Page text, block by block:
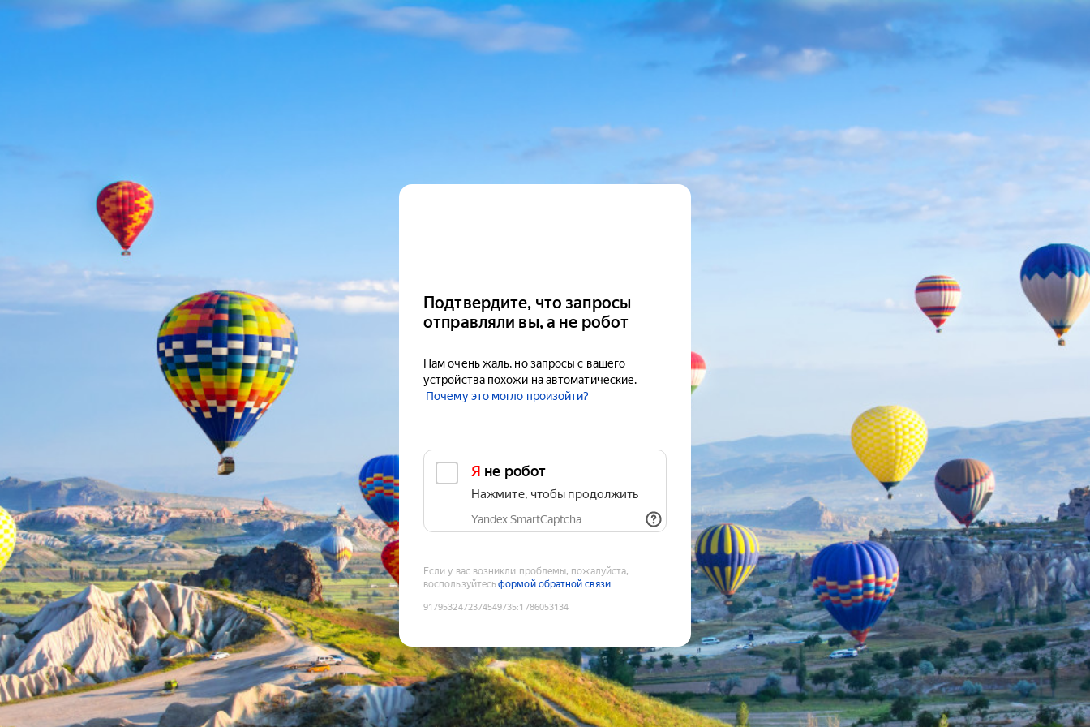
Подтвердите, что запросы
отправляли вы, а не робот
Нам очень жаль, но запросы с вашего
устройства похожи на автоматические.
Почему это могло произойти?
Я не робот
Нажмите, чтобы продолжить
Yandex SmartCaptcha
Если у вас возникли проблемы, пожалуйста,
воспользуйтесьформой обратной связи
9179532472374549735:1786053134